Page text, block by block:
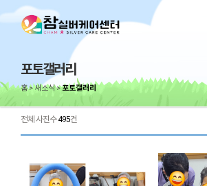
포토갤러리
홈 새소식 포토갤러리
전체 사진수495건